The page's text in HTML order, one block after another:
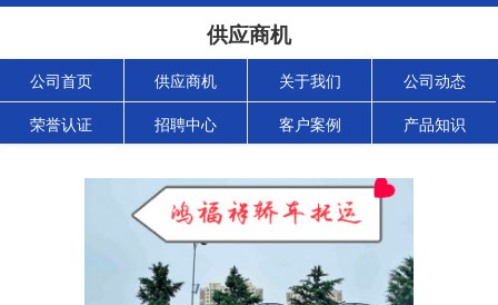
供应商机
公司首页 供应商机 关于我们 公司动态
荣誉认证 招聘中心 客户案例 产品知识